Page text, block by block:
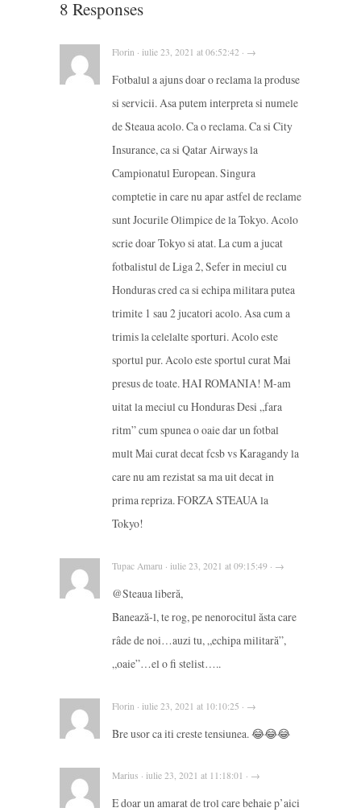
8 Responses
Florin · iulie 23, 2021 at 06:52:42 · →
Fotbalul a ajuns doar o reclama la produse
si servicii. Asa putem interpreta si numele
de Steaua acolo. Ca o reclama. Ca si City
Insurance, ca si Qatar Airways la
Campionatul European. Singura
comptetie in care nu apar astfel de reclame
sunt Jocurile Olimpice de la Tokyo. Acolo
scrie doar Tokyo si atat. La cum a jucat
fotbalistul de Liga 2, Sefer in meciul cu
Honduras cred ca si echipa militara putea
trimite 1 sau 2 jucatori acolo. Asa cum a
trimis la celelalte sporturi. Acolo este
sportul pur. Acolo este sportul curat Mai
presus de toate. HAI ROMANIA! M-am
uitat la meciul cu Honduras Desi „fara
ritm” cum spunea o oaie dar un fotbal
mult Mai curat decat fcsb vs Karagandy la
care nu am rezistat sa ma uit decat in
prima repriza. FORZA STEAUA la
Tokyo!
Tupac Amaru · iulie 23, 2021 at 09:15:49 · →
@Steaua liberă,
Banează-l, te rog, pe nenorocitul ăsta care
râde de noi…auzi tu, „echipa militară”,
„oaie”…el o fi stelist…..
Florin · iulie 23, 2021 at 10:10:25 · →
Bre usor ca iti creste tensiunea. 😂😂😂
Marius · iulie 23, 2021 at 11:18:01 · →
E doar un amarat de trol care behaie p’aici